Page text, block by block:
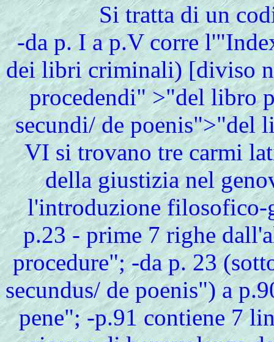
Si tratta di un
-da p. I a p.V corre
dei libri criminali) [diviso
procedendi" >"del libro
secundi/ de poenis">"del
VI si trovano tre carmi
della giustizia nel
l'introduzione filosofico-
p.23 - prime 7 righe
procedure"; -da p. 23
secundus/ de poenis") a
pene"; -p.91 contiene 7